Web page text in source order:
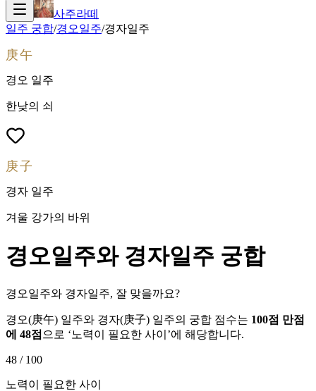
사주라떼
일주 궁합/경오일주/경자일주
庚午
경오 일주
한낮의 쇠
庚子
경자 일주
겨울 강가의 바위
경오일주와 경자일주 궁합
경오일주와 경자일주, 잘 맞을까요?
경오(庚午) 일주와 경자(庚子) 일주의 궁합 점수는 100점 만점
에 48점 으로 ‘노력이 필요한 사이 ’에 해당합니다.
48 / 100
노력이 필요한 사이